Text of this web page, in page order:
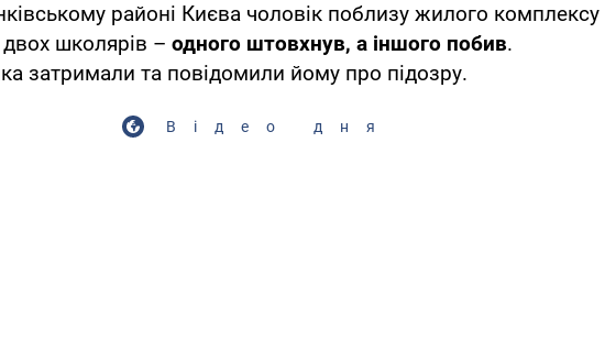
районі Києва чоловік поблизу жилого комплексу
школярів – одного штовхнув, а іншого побив.
затримали та повідомили йому про підозру.
Відео дня